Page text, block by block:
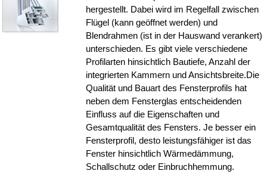
hergestellt. Dabei wird im Regelfall zwischen
Flügel (kann geöffnet werden) und
Blendrahmen (ist in der Hauswand verankert)
unterschieden. Es gibt viele verschiedene
Profilarten hinsichtlich Bautiefe, Anzahl der
integrierten Kammern und Ansichtsbreite.Die
Qualität und Bauart des Fensterprofils hat
neben dem Fensterglas entscheidenden
Einfluss auf die Eigenschaften und
Gesamtqualität des Fensters. Je besser ein
Fensterprofil, desto leistungsfähiger ist das
Fenster hinsichtlich Wärmedämmung,
Schallschutz oder Einbruchhemmung.